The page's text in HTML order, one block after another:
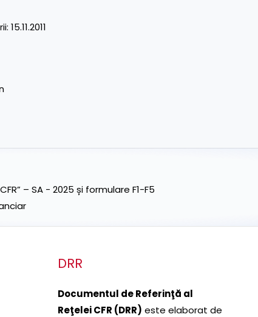
– SA - 2025 și formulare F1-F5
DRR
Documentul de Referinţă al
Reţelei CFR (DRR) este elaborat de